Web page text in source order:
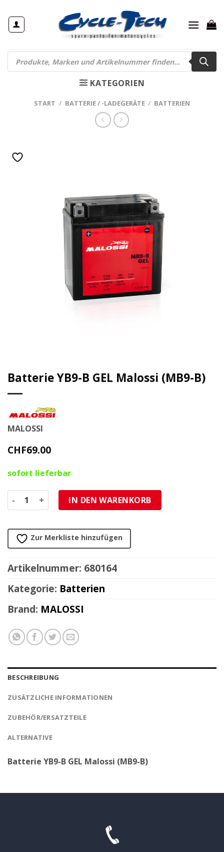
Inhalt
springen
Products
search
KATEGORIEN
START / BATTERIE / -LADEGERÄTE / BATTERIEN
Batterie YB9-B GEL Malossi (MB9-B)
MALOSSI
CHF69.00
sofort lieferbar
Batterie YB9-B GEL Malossi (MB9-B) Menge
IN DEN WARENKORB
Zur Merkliste hinzufügen
Artikelnummer: 680164
Kategorie: Batterien
Brand: MALOSSI
BESCHREIBUNG
ZUSÄTZLICHE INFORMATIONEN
ZUBEHÖR/ERSATZTEILE
ALTERNATIVE
Batterie YB9-B GEL Malossi (MB9-B)